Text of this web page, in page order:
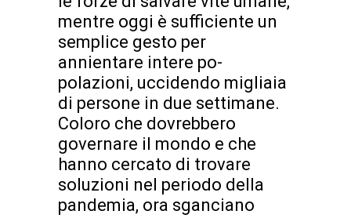
mentre oggi è sufficiente un
semplice gesto per
annientare intere po-
polazioni, uccidendo migliaia
di persone in due settimane.
Coloro che dovrebbero
governare il mondo e che
hanno cercato di trovare
soluzioni nel periodo della
pandemia, ora sganciano